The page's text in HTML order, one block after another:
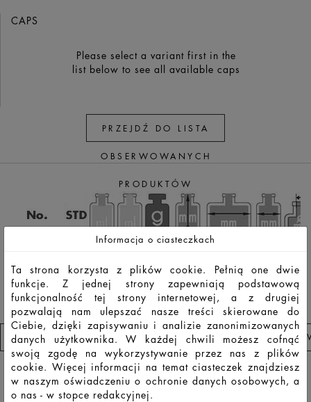
CAPS
Please select a variant first in the
list below to see all available caps
PRZEJDŹ DO LISTA
OBSERWOWANYCH
PRODUKTÓW
PRZEJDŹ DO LISTA OBSERWOWANYCH
ADDICTED TO GLASS
Informacja o ciasteczkach
Ta strona korzysta z plików cookie. Pełnią one dwie
funkcje. Z jednej strony zapewniają podstawową
funkcjonalność tej strony internetowej, a z drugiej
pozwalają nam ulepszać nasze treści skierowane do
Ciebie, dzięki zapisywaniu i analizie zanonimizowanych
danych użytkownika. W każdej chwili możesz cofnąć
swoją zgodę na wykorzystywanie przez nas z plików
cookie. Więcej informacji na temat ciasteczek znajdziesz
w naszym oświadczeniu o ochronie danych osobowych, a
o nas - w stopce redakcyjnej.